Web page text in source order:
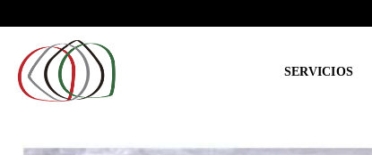
al
contenido
SERVICIOS